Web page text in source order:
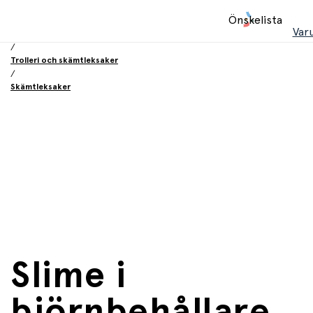
Önskelista
/
Trolleri och skämtleksaker
/
Skämtleksaker
Slime i